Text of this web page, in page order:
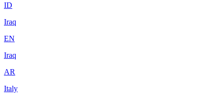
ID
Iraq
EN
Iraq
AR
Italy